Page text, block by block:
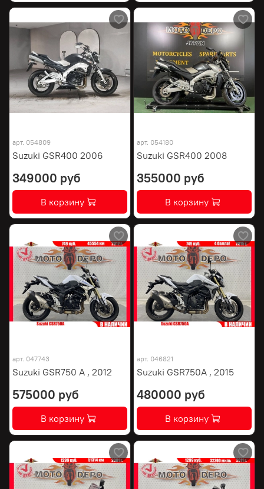
арт. 054809
Suzuki GSR400 2006
349000 руб
В корзину
арт. 054180
Suzuki GSR400 2008
355000 руб
В корзину
арт. 047743
Suzuki GSR750 A , 2012
575000 руб
В корзину
арт. 046821
Suzuki GSR750A , 2015
480000 руб
В корзину